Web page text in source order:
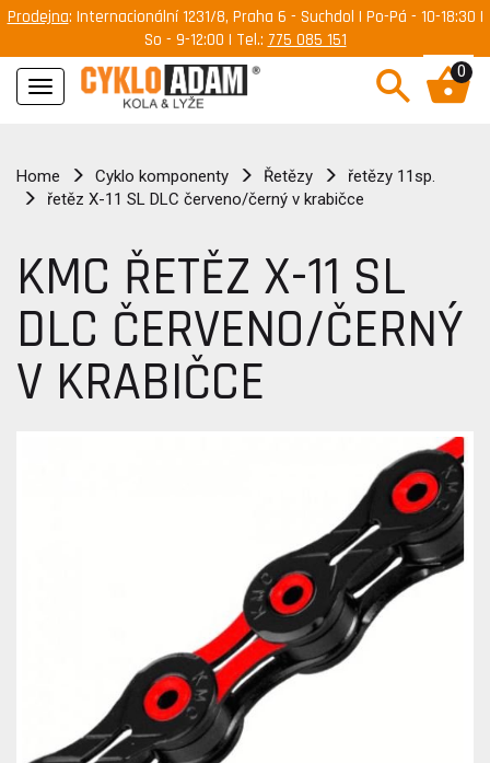
Prodejna: Internacionální 1231/8, Praha 6 - Suchdol | Po-Pá - 10-18:30 |
So - 9-12:00 | Tel.: 775 085 151
Navigace
0
Home Cyklo komponenty Řetězy
řetězy 11sp.
řetěz X-11 SL DLC červeno/černý v krabičce
KMC ŘETĚZ X-11 SL
DLC ČERVENO/ČERNÝ
V KRABIČCE